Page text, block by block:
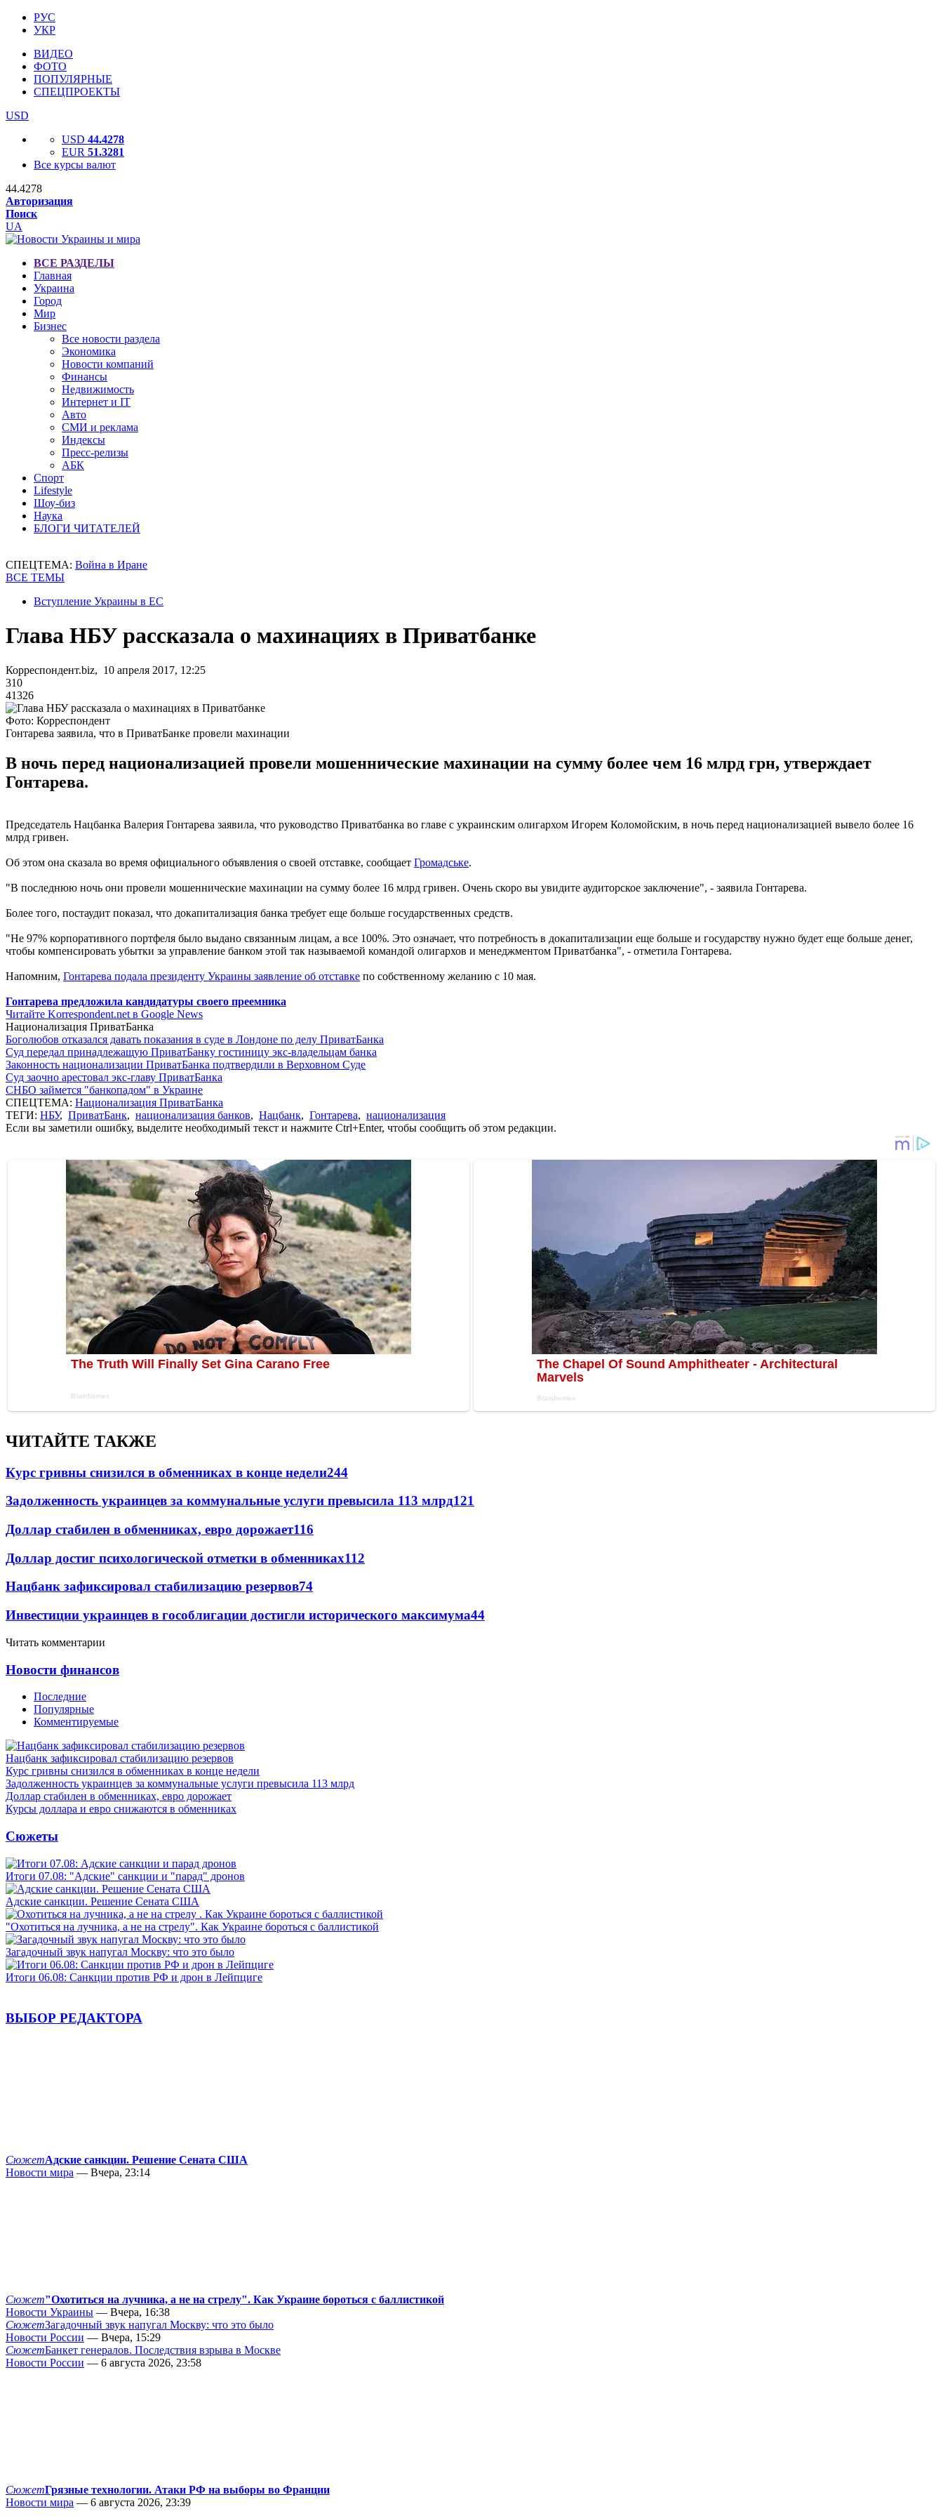
РУС
УКР
ВИДЕО
ФОТО
ПОПУЛЯРНЫЕ
СПЕЦПРОЕКТЫ
USD
USD 44.4278
EUR 51.3281
Все курсы валют
44.4278
Авторизация
Поиск
UA
ВСЕ РАЗДЕЛЫ
Главная
Украина
Город
Мир
Бизнес
Все новости раздела
Экономика
Новости компаний
Финансы
Недвижимость
Интернет и IT
Авто
СМИ и реклама
Индексы
Пресс-релизы
АБК
Спорт
Lifestyle
Шоу-биз
Наука
БЛОГИ ЧИТАТЕЛЕЙ
СПЕЦТЕМА: Война в Иране
ВСЕ ТЕМЫ
Вступление Украины в ЕС
Глава НБУ рассказала о махинациях в Приватбанке
Корреспондент.biz, 10 апреля 2017, 12:25
310
41326
Фото: Корреспондент
Гонтарева заявила, что в ПриватБанке провели махинации
В ночь перед национализацией провели мошеннические махинации на сумму более чем 16 млрд грн, утверждает
Гонтарева.
Председатель Нацбанка Валерия Гонтарева заявила, что руководство Приватбанка во главе с украинским олигархом Игорем Коломойским, в ночь перед национализацией вывело более 16
млрд гривен.
Об этом она сказала во время официального объявления о своей отставке, сообщает Громадське.
"В последнюю ночь они провели мошеннические махинации на сумму более 16 млрд гривен. Очень скоро вы увидите аудиторское заключение", - заявила Гонтарева.
Более того, постаудит показал, что докапитализация банка требует еще больше государственных средств.
"Не 97% корпоративного портфеля было выдано связанным лицам, а все 100%. Это означает, что потребность в докапитализации еще больше и государству нужно будет еще больше денег,
чтобы компенсировать убытки за управление банком этой так называемой командой олигархов и менеджментом Приватбанка", - отметила Гонтарева.
Напомним, Гонтарева подала президенту Украины заявление об отставке по собственному желанию с 10 мая.
Гонтарева предложила кандидатуры своего преемника
Читайте Korrespondent.net в Google News
Национализация ПриватБанка
Боголюбов отказался давать показания в суде в Лондоне по делу ПриватБанка
Суд передал принадлежащую ПриватБанку гостиницу экс-владельцам банка
Законность национализации ПриватБанка подтвердили в Верховном Суде
Суд заочно арестовал экс-главу ПриватБанка
СНБО займется "банкопадом" в Украине
СПЕЦТЕМА: Национализация ПриватБанка
ТЕГИ: НБУ, ПриватБанк, национализация банков, Нацбанк, Гонтарева, национализация
Если вы заметили ошибку, выделите необходимый текст и нажмите Ctrl+Enter, чтобы сообщить об этом редакции.
ЧИТАЙТЕ ТАКЖЕ
Курс гривны снизился в обменниках в конце недели244
Задолженность украинцев за коммунальные услуги превысила 113 млрд121
Доллар стабилен в обменниках, евро дорожает116
Доллар достиг психологической отметки в обменниках112
Нацбанк зафиксировал стабилизацию резервов74
Инвестиции украинцев в гособлигации достигли исторического максимума44
Читать комментарии
Новости финансов
Последние
Популярные
Комментируемые
Нацбанк зафиксировал стабилизацию резервов
Курс гривны снизился в обменниках в конце недели
Задолженность украинцев за коммунальные услуги превысила 113 млрд
Доллар стабилен в обменниках, евро дорожает
Курсы доллара и евро снижаются в обменниках
Сюжеты
Итоги 07.08: "Адские" санкции и "парад" дронов
Адские санкции. Решение Сената США
"Охотиться на лучника, а не на стрелу". Как Украине бороться с баллистикой
Загадочный звук напугал Москву: что это было
Итоги 06.08: Санкции против РФ и дрон в Лейпциге
ВЫБОР РЕДАКТОРА
СюжетАдские санкции. Решение Сената США
Новости мира — Вчера, 23:14
Сюжет"Охотиться на лучника, а не на стрелу". Как Украине бороться с баллистикой
Новости Украины — Вчера, 16:38
СюжетЗагадочный звук напугал Москву: что это было
Новости России — Вчера, 15:29
СюжетБанкет генералов. Последствия взрыва в Москве
Новости России — 6 августа 2026, 23:58
СюжетГрязные технологии. Атаки РФ на выборы во Франции
Новости мира — 6 августа 2026, 23:39